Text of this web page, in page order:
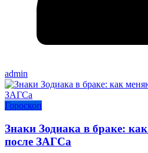
admin
Гороскоп
Знаки Зодиака в браке:
после ЗАГСа